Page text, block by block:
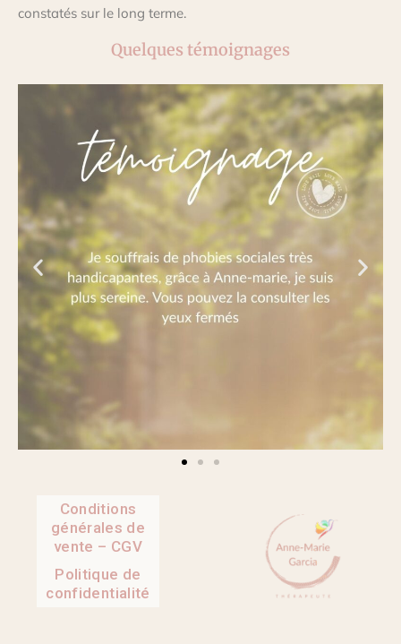
constatés sur le long terme.
Quelques témoignages
Conditions
générales de
vente – CGV
Politique de
confidentialité